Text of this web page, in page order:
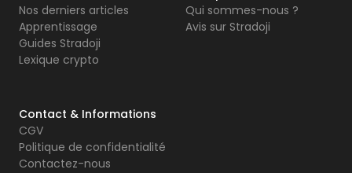
Nos derniers articles
Apprentissage
Guides Stradoji
Lexique crypto
Qui sommes-nous ?
Avis sur Stradoji
Contact & Informations
CGV
Politique de confidentialité
Contactez-nous